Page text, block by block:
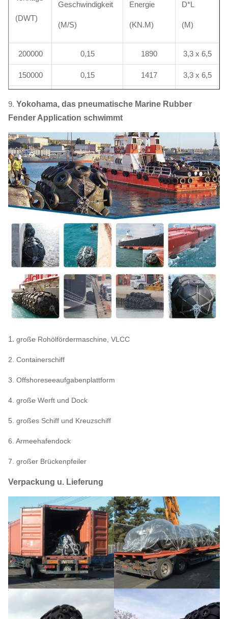
2,0 x 3.5~2.5 x 4,0 Frachtschiff
(DWT)
Geschwindigkeit
(M/S)
Energie
(KN.M)
D*L
(M)
200000 0,15 1890 3,3 x 6,5
150000 0,15 1417 3,3 x 6,5
85000 0,17
50000 0,18 680
40000 0,20 672 2,5 x 5,5
30000 0,22 609 2,5 x 4,0
20000 0,25 525 2,5 x 4,0
15000 0,26 425 2,5 x 4,0
10000 0,28 329 2,0 x 4,0
5000 0,33 228 2,0 x 3,5
9. Yokohama, das pneumatische Marine Rubber
Fender Application schwimmt
1. große Rohölfördermaschine, VLCC
2. Containerschiff
3. Offshoreseeaufgabenplattform
4. große Werft und Dock
5. großes Schiff und Kreuzschiff
6. Armeehafendock
7. großer Brückenpfeiler
Verpackung u. Lieferung